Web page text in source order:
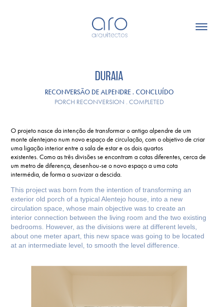
DURAIA
RECONVERSÃO DE ALPENDRE . CONCLUÍDO
PORCH RECONVERSION . COMPLETED
O projeto nasce da intenção de transformar o antigo alpendre de um
monte alentejano num novo espaço de circulação, com o objetivo de criar
uma ligação interior entre a sala de estar e os dois quartos
existentes. Como as três divisões se encontram a cotas diferentes, cerca de
um metro de diferença, desenhou-se o novo espaço a uma cota
intermédia, de forma a suavizar a descida.
This project was born from the intention of transforming an
exterior old porch of a typical Alentejo house, into a new
circulation space, whose main objective was to create an
interior connection between the living room and the two existing
bedrooms. However, as the divisions were at different levels,
about one meter apart, this new space was going to be located
at an intermediate level, to smooth the level difference.